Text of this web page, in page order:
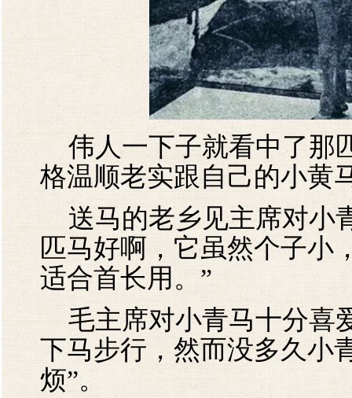
伟人一下子就看中了那
格温顺老实跟自己的小黄
送马的老乡见主席对小
匹马好啊，它虽然个子小
适合首长用。”
毛主席对小青马十分喜
下马步行，然而没多久小
烦”。